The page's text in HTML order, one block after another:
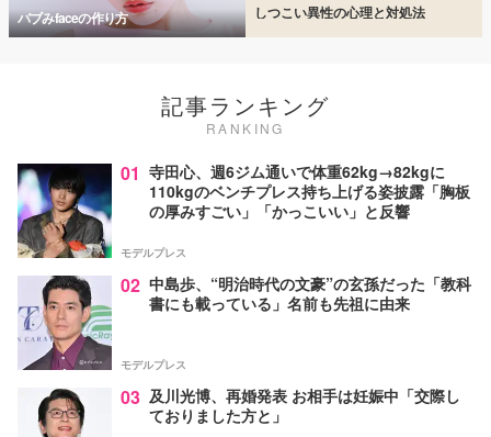
バブみfaceの作り方 しつこい異性の心理と対処法
記事ランキング
RANKING
01 寺田心、週6ジム通いで体重62kg→82kgに
110kgのベンチプレス持ち上げる姿披露「胸板
の厚みすごい」「かっこいい」と反響
モデルプレス
02 中島歩、“明治時代の文豪”の玄孫だった「教科
書にも載っている」名前も先祖に由来
モデルプレス
03 及川光博、再婚発表 お相手は妊娠中「交際し
ておりました方と」